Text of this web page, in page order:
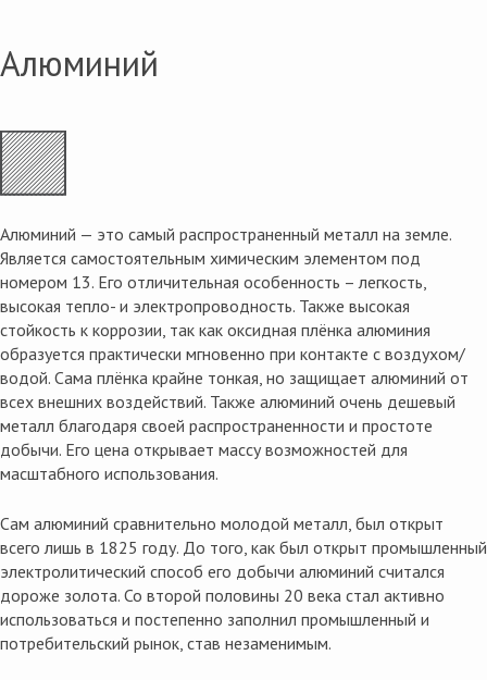
Алюминий
Алюминий — это самый распространенный металл на земле.
Является самостоятельным химическим элементом под
номером 13. Его отличительная особенность – легкость,
высокая тепло- и электропроводность. Также высокая
стойкость к коррозии, так как оксидная плёнка алюминия
образуется практически мгновенно при контакте с воздухом/
водой. Сама плёнка крайне тонкая, но защищает алюминий от
всех внешних воздействий. Также алюминий очень дешевый
металл благодаря своей распространенности и простоте
добычи. Его цена открывает массу возможностей для
масштабного использования.
Сам алюминий сравнительно молодой металл, был открыт
всего лишь в 1825 году. До того, как был открыт промышленный
электролитический способ его добычи алюминий считался
дороже золота. Со второй половины 20 века стал активно
использоваться и постепенно заполнил промышленный и
потребительский рынок, став незаменимым.